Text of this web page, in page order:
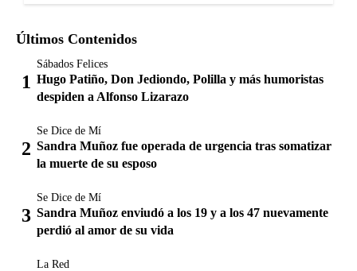
Últimos Contenidos
Sábados Felices
Hugo Patiño, Don Jediondo, Polilla y más humoristas
despiden a Alfonso Lizarazo
Se Dice de Mí
Sandra Muñoz fue operada de urgencia tras somatizar
la muerte de su esposo
Se Dice de Mí
Sandra Muñoz enviudó a los 19 y a los 47 nuevamente
perdió al amor de su vida
La Red